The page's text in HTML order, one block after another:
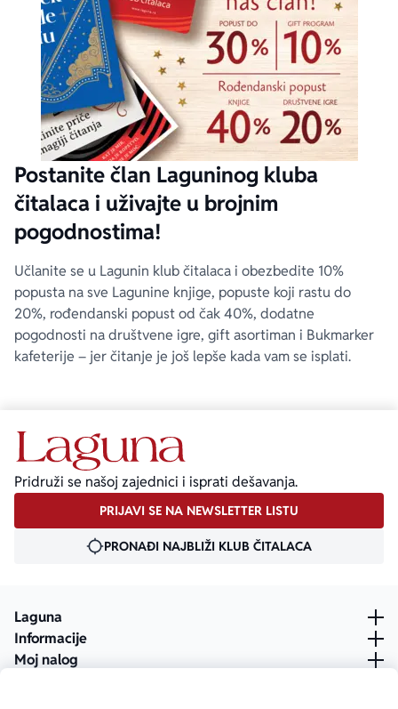
Postanite član Laguninog kluba
čitalaca i uživajte u brojnim
pogodnostima!
Učlanite se u Lagunin klub čitalaca i obezbedite 10%
popusta na sve Lagunine knjige, popuste koji rastu do
20%, rođendanski popust od čak 40%, dodatne
pogodnosti na društvene igre, gift asortiman i Bukmarker
kafeterije – jer čitanje je još lepše kada vam se isplati.
Pridruži se našoj zajednici i isprati dešavanja.
PRIJAVI SE NA NEWSLETTER LISTU
PRONAĐI NAJBLIŽI KLUB ČITALACA
Laguna
Informacije
Moj nalog